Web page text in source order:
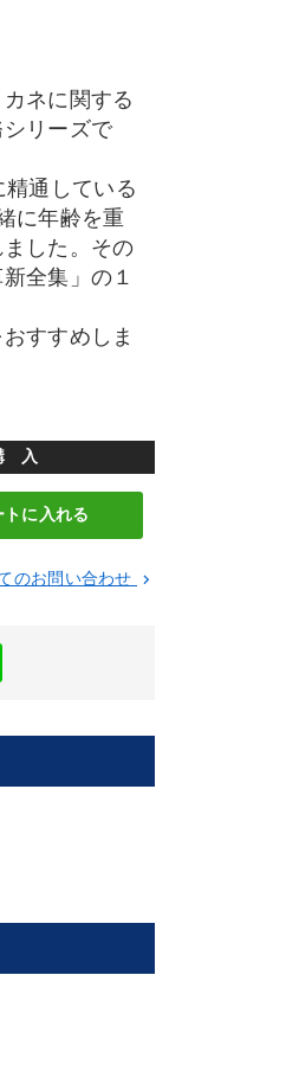
ネに関する
リーズで
通している
に年齢を重
した。その
全集」の１
すすめしま
入
トに入れる
のお問い合わせ keyboard_arrow_right